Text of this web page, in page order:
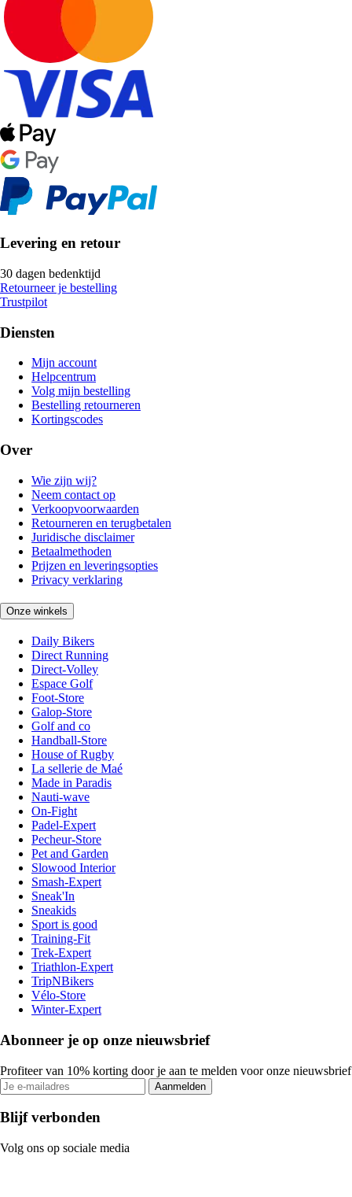
Levering en retour
30 dagen bedenktijd
Retourneer je bestelling
Trustpilot
Diensten
Mijn account
Helpcentrum
Volg mijn bestelling
Bestelling retourneren
Kortingscodes
Over
Wie zijn wij?
Neem contact op
Verkoopvoorwaarden
Retourneren en terugbetalen
Juridische disclaimer
Betaalmethoden
Prijzen en leveringsopties
Privacy verklaring
Onze winkels
Daily Bikers
Direct Running
Direct-Volley
Espace Golf
Foot-Store
Galop-Store
Golf and co
Handball-Store
House of Rugby
La sellerie de Maé
Made in Paradis
Nauti-wave
On-Fight
Padel-Expert
Pecheur-Store
Pet and Garden
Slowood Interior
Smash-Expert
Sneak'In
Sneakids
Sport is good
Training-Fit
Trek-Expert
Triathlon-Expert
TripNBikers
Vélo-Store
Winter-Expert
Abonneer je op onze nieuwsbrief
Profiteer van 10% korting door je aan te melden voor onze nieuwsbrief
Aanmelden
Blijf verbonden
Volg ons op sociale media